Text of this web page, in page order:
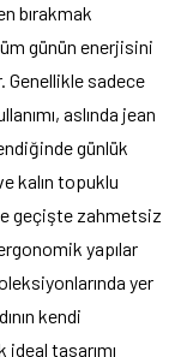
bırakmak
günün enerjisini
Genellikle sadece
aslında jean
günlük
kalın topuklu
geçişte zahmetsiz
yapılar
yer
kendi
tasarımı